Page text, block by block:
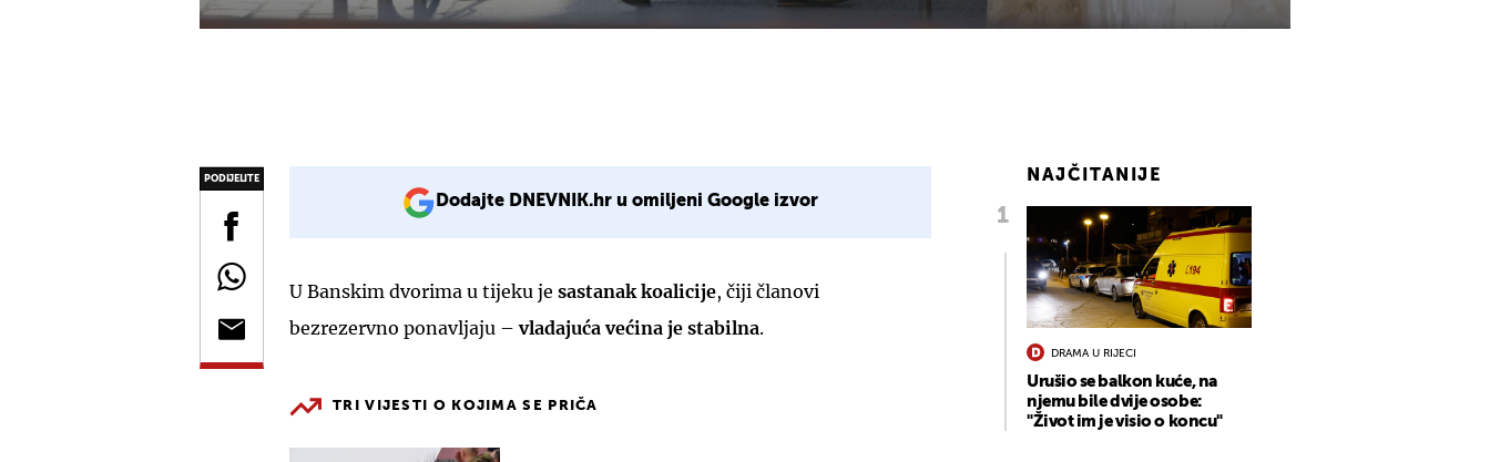
PODIJELITE
Dodajte DNEVNIK.hr u omiljeni Google izvor
U Banskim dvorima u tijeku je sastanak koalicije, čiji članovi
bezrezervno ponavljaju –vladajuća većina je stabilna.
TRI VIJESTI O KOJIMA SE PRIČA
NAJČITANIJE
DRAMA U RIJECI
Urušio se balkon kuće, na
njemu bile dvije osobe:
"Život im je visio o koncu"